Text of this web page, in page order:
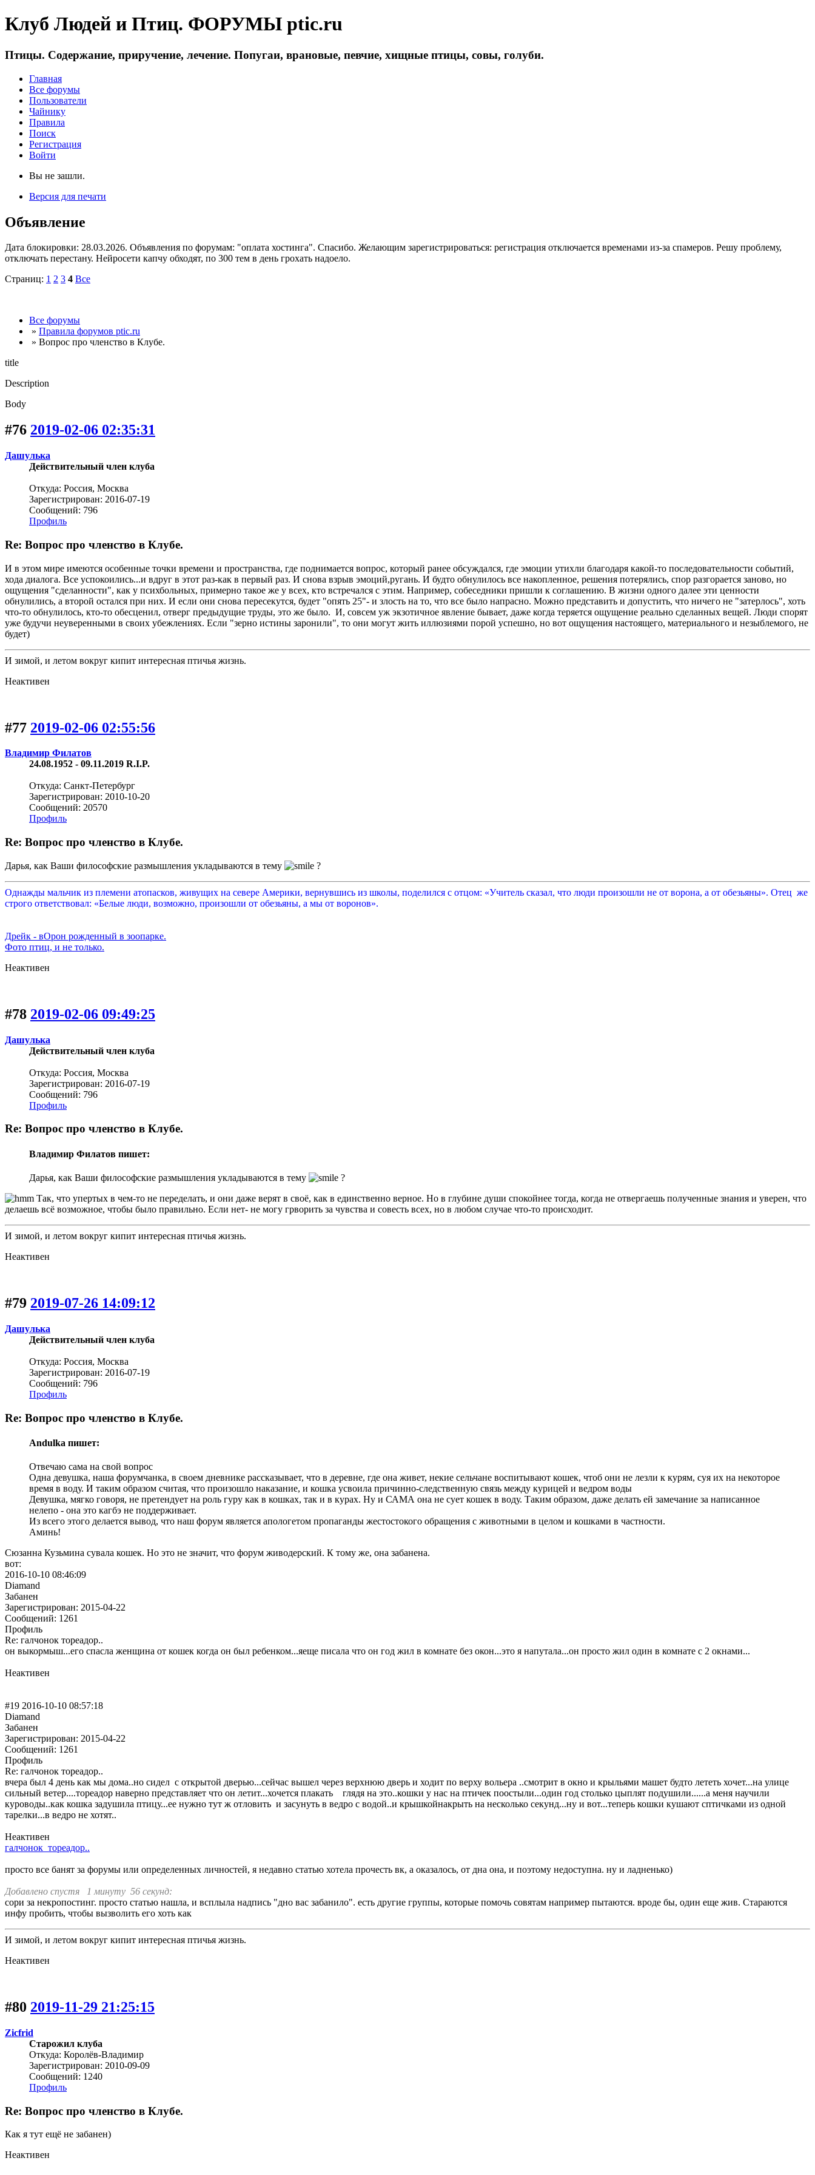
Клуб Людей и Птиц. ФОРУМЫ ptic.ru
Птицы. Содержание, приручение, лечение. Попугаи, врановые, певчие, хищные птицы, совы, голуби.
Главная
Все форумы
Пользователи
Чайнику
Правила
Поиск
Регистрация
Войти
Вы не зашли.
Версия для печати
Объявление
Дата блокировки: 28.03.2026. Объявления по форумам: "оплата хостинга". Спасибо. Желающим зарегистрироваться: регистрация отключается временами из-за спамеров. Решу проблему,
отключать перестану. Нейросети капчу обходят, по 300 тем в день грохать надоело.
Страниц: 1 2 3 4 Все
Все форумы
» Правила форумов ptic.ru
» Вопрос про членство в Клубе.
title
Description
Body
#76 2019-02-06 02:35:31
Дашулька
Действительный член клуба
Откуда: Россия, Москва
Зарегистрирован: 2016-07-19
Сообщений: 796
Профиль
Re: Вопрос про членство в Клубе.
И в этом мире имеются особенные точки времени и пространства, где поднимается вопрос, который ранее обсуждался, где эмоции утихли благодаря какой-то последовательности событий,
хода диалога. Все успокоились...и вдруг в этот раз-как в первый раз. И снова взрыв эмоций,ругань. И будто обнулилось все накопленное, решения потерялись, спор разгорается заново, но
ощущения "сделанности", как у психбольных, примерно такое же у всех, кто встречался с этим. Например, собеседники пришли к соглашению. В жизни одного далее эти ценности
обнулились, а второй остался при них. И если они снова пересекутся, будет "опять 25"- и злость на то, что все было напрасно. Можно представить и допустить, что ничего не "затерлось", хоть
что-то обнулилось, кто-то обесценил, отверг предыдущие труды, это же было. И, совсем уж экзотичное явление бывает, даже когда теряется ощущение реально сделанных вещей. Люди спорят
уже будучи неуверенными в своих убежлениях. Если "зерно истины заронили", то они могут жить иллюзиями порой успешно, но вот ощущения настоящего, материального и незыблемого, не
будет)
И зимой, и летом вокруг кипит интересная птичья жизнь.
Неактивен
#77 2019-02-06 02:55:56
Владимир Филатов
24.08.1952 - 09.11.2019 R.I.P.
Откуда: Санкт-Петербург
Зарегистрирован: 2010-10-20
Сообщений: 20570
Профиль
Re: Вопрос про членство в Клубе.
Дарья, как Ваши философские размышления укладываются в тему ?
Однажды мальчик из племени атопасков, живущих на севере Америки, вернувшись из школы, поделился с отцом: «Учитель сказал, что люди произошли не от ворона, а от обезьяны». Отец же
строго ответствовал: «Белые люди, возможно, произошли от обезьяны, а мы от воронов».
Дрейк - вОрон рожденный в зоопарке.
Фото птиц, и не только.
Неактивен
#78 2019-02-06 09:49:25
Дашулька
Действительный член клуба
Откуда: Россия, Москва
Зарегистрирован: 2016-07-19
Сообщений: 796
Профиль
Re: Вопрос про членство в Клубе.
Владимир Филатов пишет:
Дарья, как Ваши философские размышления укладываются в тему
?
Так, что упертых в чем-то не переделать, и они даже верят в своё, как в единственно верное. Но в глубине души спокойнее тогда, когда не отвергаешь полученные знания и уверен, что
делаешь всё возможное, чтобы было правильно. Если нет- не могу грворить за чувства и совесть всех, но в любом случае что-то происходит.
И зимой, и летом вокруг кипит интересная птичья жизнь.
Неактивен
#79 2019-07-26 14:09:12
Дашулька
Действительный член клуба
Откуда: Россия, Москва
Зарегистрирован: 2016-07-19
Сообщений: 796
Профиль
Re: Вопрос про членство в Клубе.
Andulka пишет:
Отвечаю сама на свой вопрос
Одна девушка, наша форумчанка, в своем дневнике рассказывает, что в деревне, где она живет, некие сельчане воспитывают кошек, чтоб они не лезли к курям, суя их на некоторое
время в воду. И таким образом считая, что произошло наказание, и кошка усвоила причинно-следственную связь между курицей и ведром воды
Девушка, мягко говоря, не претендует на роль гуру как в кошках, так и в курах. Ну и САМА она не сует кошек в воду. Таким образом, даже делать ей замечание за написанное
нелепо - она это кагбэ не поддерживает.
Из всего этого делается вывод, что наш форум является апологетом пропаганды жестостокого обращения с животными в целом и кошками в частности.
Аминь!
Cюзанна Кузьмина сувала кошек. Но это не значит, что форум живодерский. К тому же, она забанена.
вот:
2016-10-10 08:46:09
Diamand
Забанен
Зарегистрирован: 2015-04-22
Сообщений: 1261
Профиль
Re: галчонок тореадор..
он выкормыш...его спасла женщина от кошек когда он был ребенком...яеще писала что он год жил в комнате без окон...это я напутала...он просто жил один в комнате с 2 окнами...
Неактивен
#19 2016-10-10 08:57:18
Diamand
Забанен
Зарегистрирован: 2015-04-22
Сообщений: 1261
Профиль
Re: галчонок тореадор..
вчера был 4 день как мы дома..но сидел с открытой дверью...сейчас вышел через верхнюю дверь и ходит по верху вольера ..смотрит в окно и крыльями машет будто лететь хочет...на улице
сильный ветер....тореадор наверно представляет что он летит...хочется плакать глядя на это..кошки у нас на птичек поостыли...один год столько цыплят подушили......а меня научили
куроводы..как кошка задушила птицу...ее нужно тут ж отловить и засунуть в ведро с водой..и крышкойнакрыть на несколько секунд...ну и вот...теперь кошки кушают сптичками из одной
тарелки...в ведро не хотят..
Неактивен
галчонок тореадор..
просто все банят за форумы или определенных личностей, я недавно статью хотела прочесть вк, а оказалось, от дна она, и поэтому недоступна. ну и ладненько)
Добавлено спустя 1 минуту 56 секунд:
сори за некропостинг. просто статью нашла, и всплыла надпись "дно вас забанило". есть другие группы, которые помочь совятам например пытаются. вроде бы, один еще жив. Стараются
инфу пробить, чтобы вызволить его хоть как
И зимой, и летом вокруг кипит интересная птичья жизнь.
Неактивен
#80 2019-11-29 21:25:15
Zicfrid
Старожил клуба
Откуда: Королёв-Владимир
Зарегистрирован: 2010-09-09
Сообщений: 1240
Профиль
Re: Вопрос про членство в Клубе.
Как я тут ещё не забанен)
Неактивен